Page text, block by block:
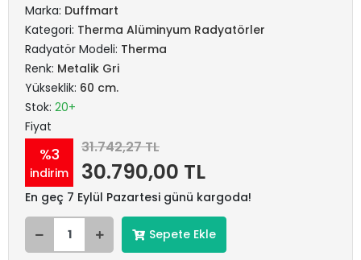
Marka: Duffmart
Kategori: Therma Alüminyum Radyatörler
Radyatör Modeli: Therma
Renk: Metalik Gri
Yükseklik: 60 cm.
Stok: 20+
Fiyat
%3
indirim
31.742,27 TL
30.790,00 TL
En geç 7 Eylül Pazartesi günü kargoda!
Sepete Ekle